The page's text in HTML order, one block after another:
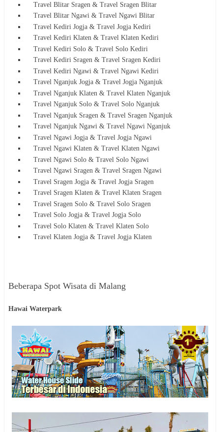
Travel Blitar Sragen & Travel Sragen Blitar
Travel Blitar Ngawi & Travel Ngawi Blitar
Travel Kediri Jogja & Travel Jogja Kediri
Travel Kediri Klaten & Travel Klaten Kediri
Travel Kediri Solo & Travel Solo Kediri
Travel Kediri Sragen & Travel Sragen Kediri
Travel Kediri Ngawi & Travel Ngawi Kediri
Travel Nganjuk Jogja & Travel Jogja Nganjuk
Travel Nganjuk Klaten & Travel Klaten Nganjuk
Travel Nganjuk Solo & Travel Solo Nganjuk
Travel Nganjuk Sragen & Travel Sragen Nganjuk
Travel Nganjuk Ngawi & Travel Ngawi Nganjuk
Travel Ngawi Jogja & Travel Jogja Ngawi
Travel Ngawi Klaten & Travel Klaten Ngawi
Travel Ngawi Solo & Travel Solo Ngawi
Travel Ngawi Sragen & Travel Sragen Ngawi
Travel Sragen Jogja & Travel Jogja Sragen
Travel Sragen Klaten & Travel Klaten Sragen
Travel Sragen Solo & Travel Solo Sragen
Travel Solo Jogja & Travel Jogja Solo
Travel Solo Klaten & Travel Klaten Solo
Travel Klaten Jogja & Travel Jogja Klaten
Beberapa Spot Wisata di Malang
Hawai Waterpark